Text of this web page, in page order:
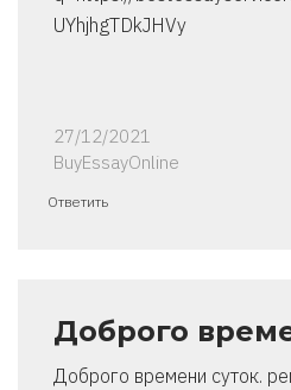
UYhjhgTDkJHVy
27/12/2021
BuyEssayOnline
Ответить
Доброго
Доброго времени суток.